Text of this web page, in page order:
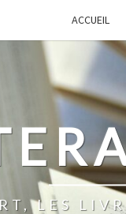
ACCUEIL
LES